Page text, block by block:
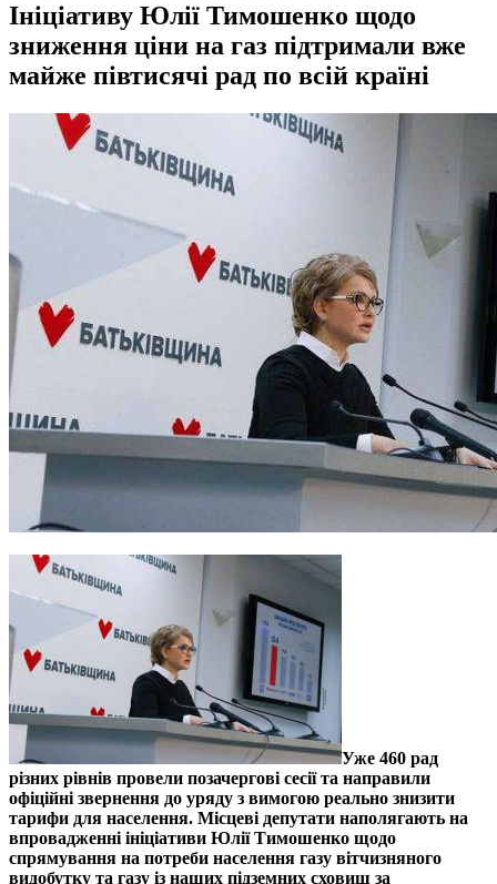
Ініціативу Юлії Тимошенко щодо
зниження ціни на газ підтримали вже
майже півтисячі рад по всій країні
Уже 460 рад
різних рівнів провели позачергові сесії та направили
офіційні звернення до уряду з вимогою реально знизити
тарифи для населення. Місцеві депутати наполягають на
впровадженні ініціативи Юлії Тимошенко щодо
спрямування на потреби населення газу вітчизняного
видобутку та газу із наших підземних сховищ за